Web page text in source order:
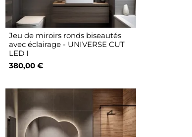
Jeu de miroirs ronds biseautés
avec éclairage - UNIVERSE CUT
LED I
380,00 €